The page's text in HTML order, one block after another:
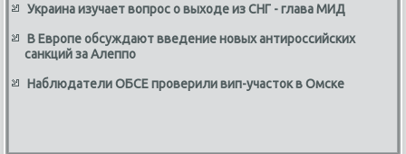
Украина изучает вопрос о выходе из СНГ - глава МИД
В Европе обсуждают введение новых антироссийских
санкций за Алеппо
Наблюдатели ОБСЕ проверили вип-участок в Омске